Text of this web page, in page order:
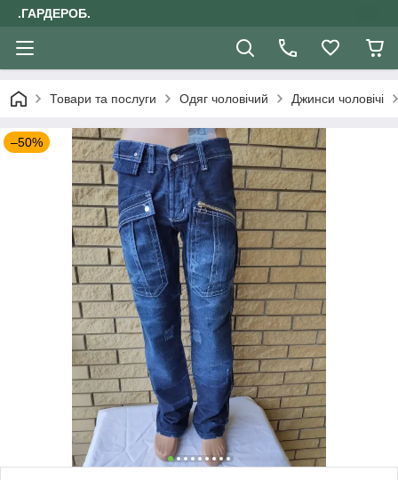
.ГАРДЕРОБ.
Товари та послуги Одяг чоловічий Джинси чоловічі
–50%